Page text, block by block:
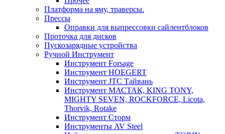
Платформа на яму, траверсы.
Прессы
Оправки для выпрессовки сайлентблоков
Проточка для дисков
Пускозарядные устройства
Ручной Инструмент
Инструмент Forsage
Инструмент HOEGERT
Инструмент JTC Тайвань
Инструмент МАСТАК, KING TONY,
MIGHTY SEVEN, ROCKFORCE, Licota,
Thorvik, Rotake
Инструмент Сторм
Инструменты AV Steel